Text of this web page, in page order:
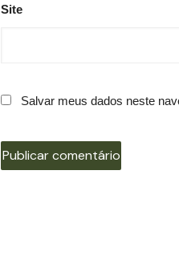
Site
Salvar meus dados neste